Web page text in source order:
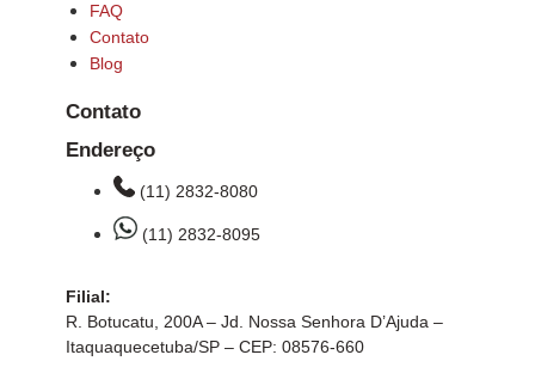
FAQ
Contato
Blog
Contato
Endereço
(11) 2832-8080
(11) 2832-8095
Filial:
R. Botucatu, 200A – Jd. Nossa Senhora D’Ajuda –
Itaquaquecetuba/SP – CEP: 08576-660